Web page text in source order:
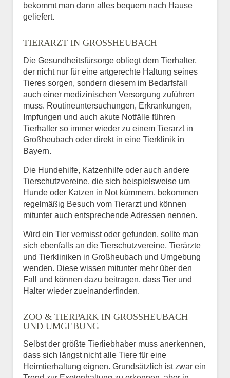
bekommt man dann alles bequem nach Hause
geliefert.
TIERARZT IN GROSSHEUBACH
Die Gesundheitsfürsorge obliegt dem Tierhalter,
der nicht nur für eine artgerechte Haltung seines
Tieres sorgen, sondern diesem im Bedarfsfall
auch einer medizinischen Versorgung zuführen
muss. Routineuntersuchungen, Erkrankungen,
Impfungen und auch akute Notfälle führen
Tierhalter so immer wieder zu einem Tierarzt in
Großheubach oder direkt in eine Tierklinik in
Bayern.
Die Hundehilfe, Katzenhilfe oder auch andere
Tierschutzvereine, die sich beispielsweise um
Hunde oder Katzen in Not kümmern, bekommen
regelmäßig Besuch vom Tierarzt und können
mitunter auch entsprechende Adressen nennen.
Wird ein Tier vermisst oder gefunden, sollte man
sich ebenfalls an die Tierschutzvereine, Tierärzte
und Tierkliniken in Großheubach und Umgebung
wenden. Diese wissen mitunter mehr über den
Fall und können dazu beitragen, dass Tier und
Halter wieder zueinanderfinden.
ZOO & TIERPARK IN GROSSHEUBACH U
ND UMGEBUNG
Selbst der größte Tierliebhaber muss anerkennen,
dass sich längst nicht alle Tiere für eine
Heimtierhaltung eignen. Grundsätzlich ist zwar ein